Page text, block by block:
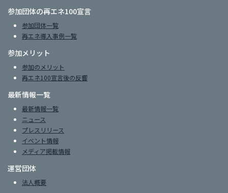
参加団体の再エネ100宣言
参加団体一覧
再エネ導入事例一覧
参加メリット
参加のメリット
再エネ100宣言後の反響
最新情報一覧
最新情報一覧
ニュース
プレスリリース
イベント情報
メディア掲載情報
運営団体
法人概要